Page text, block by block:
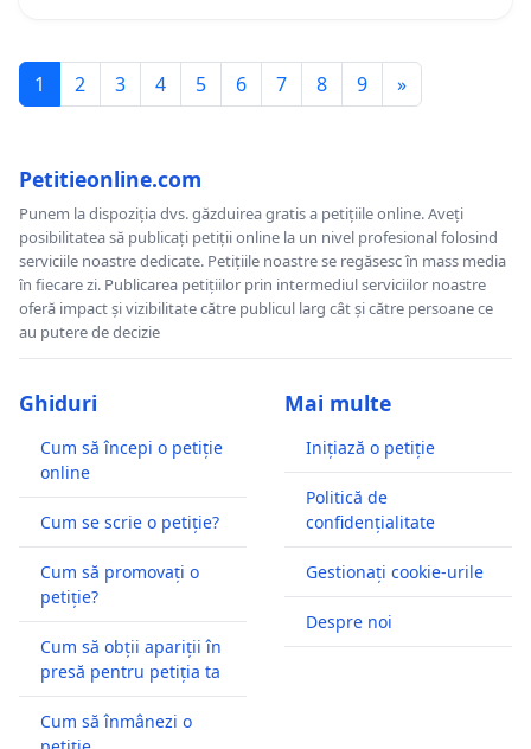
1 2 3 4 5 6 7 8 9 »
Petitieonline.com
Punem la dispoziția dvs. găzduirea gratis a petițiile online. Aveți
posibilitatea să publicați petiții online la un nivel profesional folosind
serviciile noastre dedicate. Petițiile noastre se regăsesc în mass media
în fiecare zi. Publicarea petițiilor prin intermediul serviciilor noastre
oferă impact și vizibilitate către publicul larg cât și către persoane ce
au putere de decizie
Ghiduri
Cum să începi o petiție
online
Cum se scrie o petiție?
Cum să promovați o
petiție?
Cum să obții apariții în
presă pentru petiția ta
Cum să înmânezi o
Mai multe
Inițiază o petiție
Politică de
confidențialitate
Gestionați cookie-urile
Despre noi